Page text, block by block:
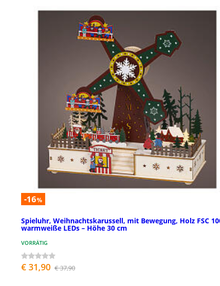
-16%
Spieluhr, Weihnachtskarussell, mit Bewegung, Holz FSC
warmweiße LEDs – Höhe 30 cm
VORRÄTIG
€ 31,90 € 37,90